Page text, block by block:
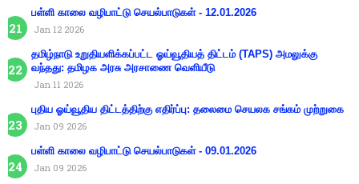
பள்ளி காலை வழிபாட்டு செயல்பாடுகள் - 12.01.2026
Jan 12 2026
தமிழ்நாடு உறுதியளிக்கப்பட்ட ஓய்வூதியத் திட்டம் (TAPS) அமலுக்கு
வந்தது: தமிழக அரசு அரசாணை வெளியீடு
Jan 11 2026
புதிய ஓய்வூதிய திட்டத்திற்கு எதிர்ப்பு: தலைமை செயலக சங்கம் முற்றுகை
Jan 09 2026
பள்ளி காலை வழிபாட்டு செயல்பாடுகள் - 09.01.2026
Jan 09 2026